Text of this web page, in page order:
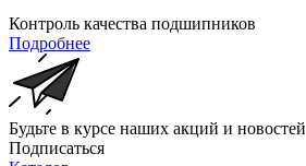
Контроль качества подшипников
Подробнее
Будьте в курсе наших акций и новостей
Подписаться